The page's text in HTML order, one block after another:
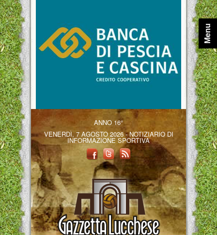
ANNO 16°
VENERDÌ, 7 AGOSTO 2026 - NOTIZIARIO DI
INFORMAZIONE SPORTIVA
Menu